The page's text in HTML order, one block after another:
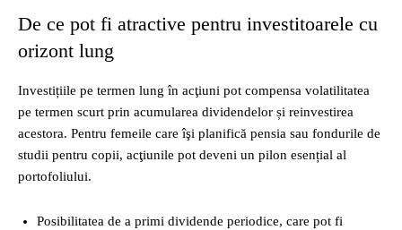
De ce pot fi atractive pentru investitoarele cu
orizont lung
Investițiile pe termen lung în acţiuni pot compensa volatilitatea
pe termen scurt prin acumularea dividendelor și reinvestirea
acestora. Pentru femeile care îşi planifică pensia sau fondurile de
studii pentru copii, acţiunile pot deveni un pilon esențial al
portofoliului.
Posibilitatea de a primi dividende periodice, care pot fi